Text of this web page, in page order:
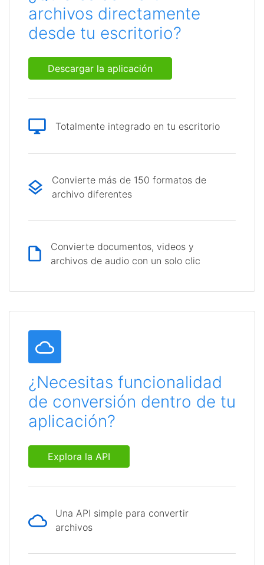
archivos directamente
desde tu escritorio?
Descargar la aplicación
Totalmente integrado en tu escritorio
Convierte más de 150 formatos de
archivo diferentes
Convierte documentos, videos y
archivos de audio con un solo clic
¿Necesitas funcionalidad
de conversión dentro de tu
aplicación?
Explora la API
Una API simple para convertir
archivos